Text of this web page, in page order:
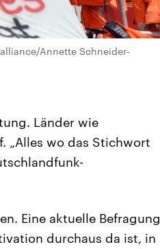
Annette Schneider-
Länder wie
„Alles wo das Stichwort
Eine aktuelle Befragung
durchaus da ist, in